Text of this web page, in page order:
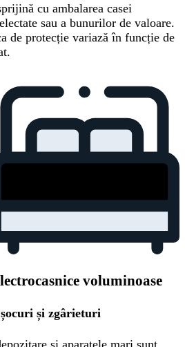
cu ambalarea casei
sau a bunurilor de valoare.
de protecție variază în funcție de
voluminoase
și zgârieturi